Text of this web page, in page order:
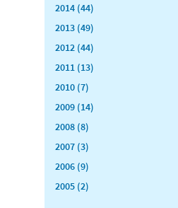
2014 (44)
2013 (49)
2012 (44)
2011 (13)
2010 (7)
2009 (14)
2008 (8)
2007 (3)
2006 (9)
2005 (2)